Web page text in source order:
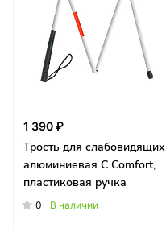
1 390 ₽
Трость для слабовидящих
алюминиевая C Comfort,
пластиковая ручка
0 В наличии